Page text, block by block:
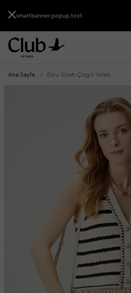
smartbanner.popup.text
Ana Sayfa Ekru Siyah Çizgili Yelek